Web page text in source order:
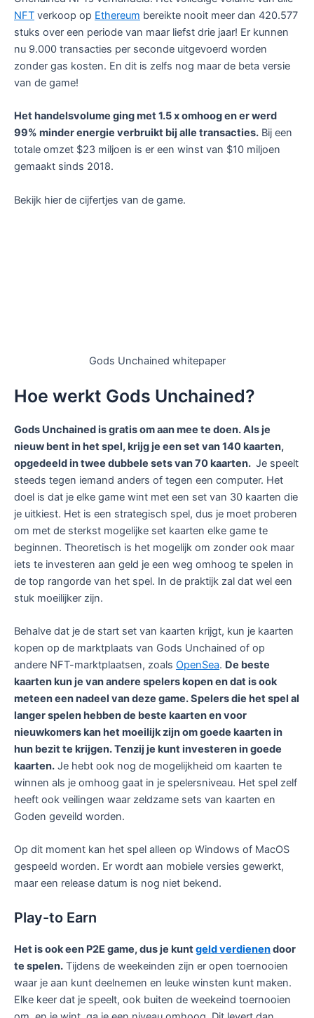
NFT verkoop op Ethereum bereikte nooit meer dan 420.577
stuks over een periode van maar liefst drie jaar! Er kunnen
nu 9.000 transacties per seconde uitgevoerd worden
zonder gas kosten. En dit is zelfs nog maar de beta versie
van de game!
Het handelsvolume ging met 1.5 x omhoog en er werd
99% minder energie verbruikt bij alle transacties. Bij een
totale omzet $23 miljoen is er een winst van $10 miljoen
gemaakt sinds 2018.
Bekijk hier de cijfertjes van de game.
Gods Unchained whitepaper
Hoe werkt Gods Unchained?
Gods Unchained is gratis om aan mee te doen. Als je
nieuw bent in het spel, krijg je een set van 140 kaarten,
opgedeeld in twee dubbele sets van 70 kaarten. Je speelt
steeds tegen iemand anders of tegen een computer. Het
doel is dat je elke game wint met een set van 30 kaarten die
je uitkiest. Het is een strategisch spel, dus je moet proberen
om met de sterkst mogelijke set kaarten elke game te
beginnen. Theoretisch is het mogelijk om zonder ook maar
iets te investeren aan geld je een weg omhoog te spelen in
de top rangorde van het spel. In de praktijk zal dat wel een
stuk moeilijker zijn.
Behalve dat je de start set van kaarten krijgt, kun je kaarten
kopen op de marktplaats van Gods Unchained of op
andere NFT-marktplaatsen, zoals OpenSea. De beste
kaarten kun je van andere spelers kopen en dat is ook
meteen een nadeel van deze game. Spelers die het spel al
langer spelen hebben de beste kaarten en voor
nieuwkomers kan het moeilijk zijn om goede kaarten in
hun bezit te krijgen. Tenzij je kunt investeren in goede
kaarten. Je hebt ook nog de mogelijkheid om kaarten te
winnen als je omhoog gaat in je spelersniveau. Het spel zelf
heeft ook veilingen waar zeldzame sets van kaarten en
Goden geveild worden.
Op dit moment kan het spel alleen op Windows of MacOS
gespeeld worden. Er wordt aan mobiele versies gewerkt,
maar een release datum is nog niet bekend.
Play-to Earn
Het is ook een P2E game, dus je kuntgeld verdienendoor
te spelen. Tijdens de weekeinden zijn er open toernooien
waar je aan kunt deelnemen en leuke winsten kunt maken.
Elke keer dat je speelt, ook buiten de weekeind toernooien